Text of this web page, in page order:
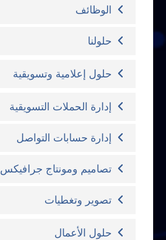
الوظائف
حلولنا
حلول إعلامية وتسويقية
إدارة الحملات التسويقية
إدارة حسابات التواصل
تصاميم ومونتاج جرافيكس
تصوير وتغطيات
حلول الأعمال